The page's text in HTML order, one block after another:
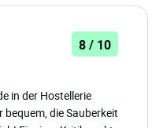
8 / 10
in der Hostellerie
bequem, die Sauberkeit